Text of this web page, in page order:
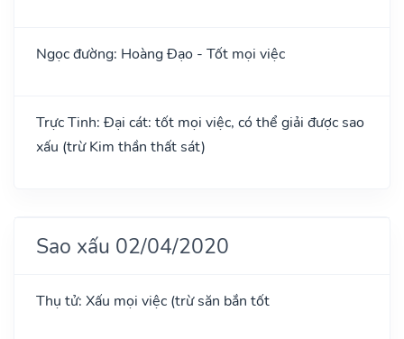
Ngọc đường: Hoàng Đạo - Tốt mọi việc
Trực Tinh: Đại cát: tốt mọi việc, có thể giải được sao
xấu (trừ Kim thần thất sát)
Sao xấu 02/04/2020
Thụ tử: Xấu mọi việc (trừ săn bắn tốt